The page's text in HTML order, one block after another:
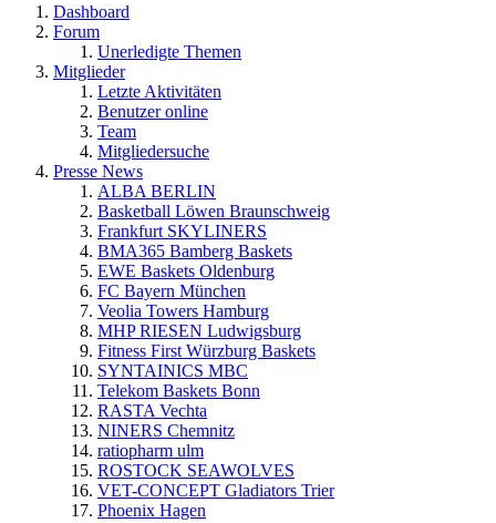
Dashboard
Forum
Unerledigte Themen
Mitglieder
Letzte Aktivitäten
Benutzer online
Team
Mitgliedersuche
Presse News
ALBA BERLIN
Basketball Löwen Braunschweig
Frankfurt SKYLINERS
BMA365 Bamberg Baskets
EWE Baskets Oldenburg
FC Bayern München
Veolia Towers Hamburg
MHP RIESEN Ludwigsburg
Fitness First Würzburg Baskets
SYNTAINICS MBC
Telekom Baskets Bonn
RASTA Vechta
NINERS Chemnitz
ratiopharm ulm
ROSTOCK SEAWOLVES
VET-CONCEPT Gladiators Trier
Phoenix Hagen